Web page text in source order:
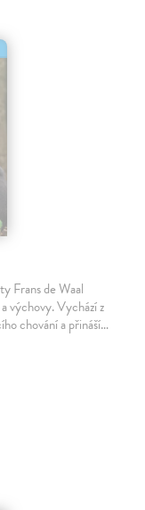
Frans de Waal
výchovy. Vychází z
chování a přináší…